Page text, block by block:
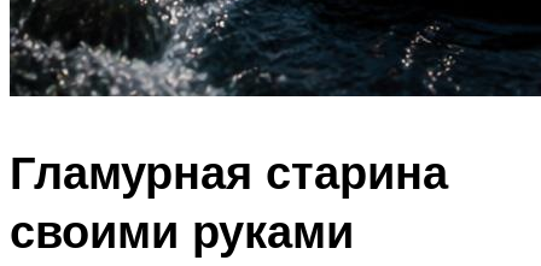
Гламурная старина
своими руками